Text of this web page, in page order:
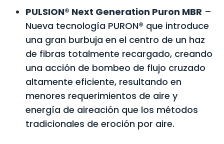
PULSION® Next Generation Puron MBR –
Nueva tecnología PURON® que introduce
una gran burbuja en el centro de un haz
de fibras totalmente recargado, creando
una acción de bombeo de flujo cruzado
altamente eficiente, resultando en
menores requerimientos de aire y
energía de aireación que los métodos
tradicionales de eroción por aire.